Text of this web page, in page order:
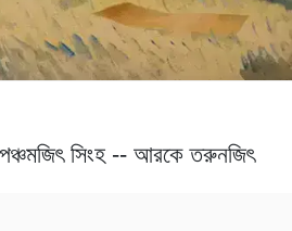
পঞ্চমজিৎ সিংহ -- আরকে তরুনজিৎ